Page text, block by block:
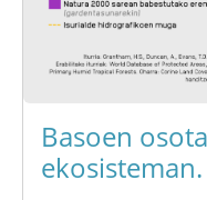
Basoen